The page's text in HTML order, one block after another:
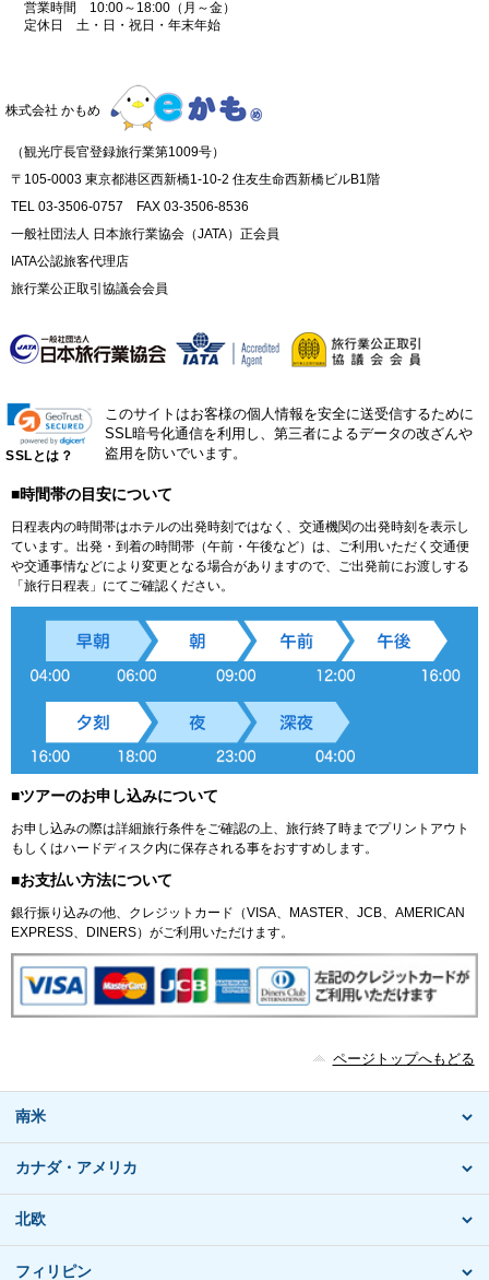
営業時間 10:00～18:00（月～金）
定休日 土・日・祝日・年末年始
株式会社 かもめ
（観光庁長官登録旅行業第1009号）
〒105-0003 東京都港区西新橋1-10-2 住友生命西新橋ビルB1階
TEL 03-3506-0757 FAX 03-3506-8536
一般社団法人 日本旅行業協会（JATA）正会員
IATA公認旅客代理店
旅行業公正取引協議会会員
SSLとは？
このサイトはお客様の個人情報を安全に送受信するために
SSL暗号化通信を利用し、第三者によるデータの改ざんや
盗用を防いでいます。
■時間帯の目安について
日程表内の時間帯はホテルの出発時刻ではなく、交通機関の出発時刻を表示し
ています。出発・到着の時間帯（午前・午後など）は、ご利用いただく交通便
や交通事情などにより変更となる場合がありますので、ご出発前にお渡しする
「旅行日程表」にてご確認ください。
■ツアーのお申し込みについて
お申し込みの際は詳細旅行条件をご確認の上、旅行終了時までプリントアウト
もしくはハードディスク内に保存される事をおすすめします。
■お支払い方法について
銀行振り込みの他、クレジットカード（VISA、MASTER、JCB、AMERICAN
EXPRESS、DINERS）がご利用いただけます。
ページトップへもどる
南米
カナダ・アメリカ
北欧
フィリピン